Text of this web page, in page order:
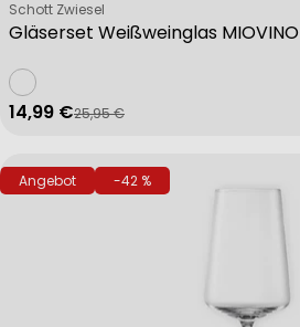
Gläserset Weißweinglas MIOVINO
Verkäufer:
Schott Zwiesel
Verkaufspreis
14,99 €
Regulärer Preis
25,95 €
Angebot -42 %